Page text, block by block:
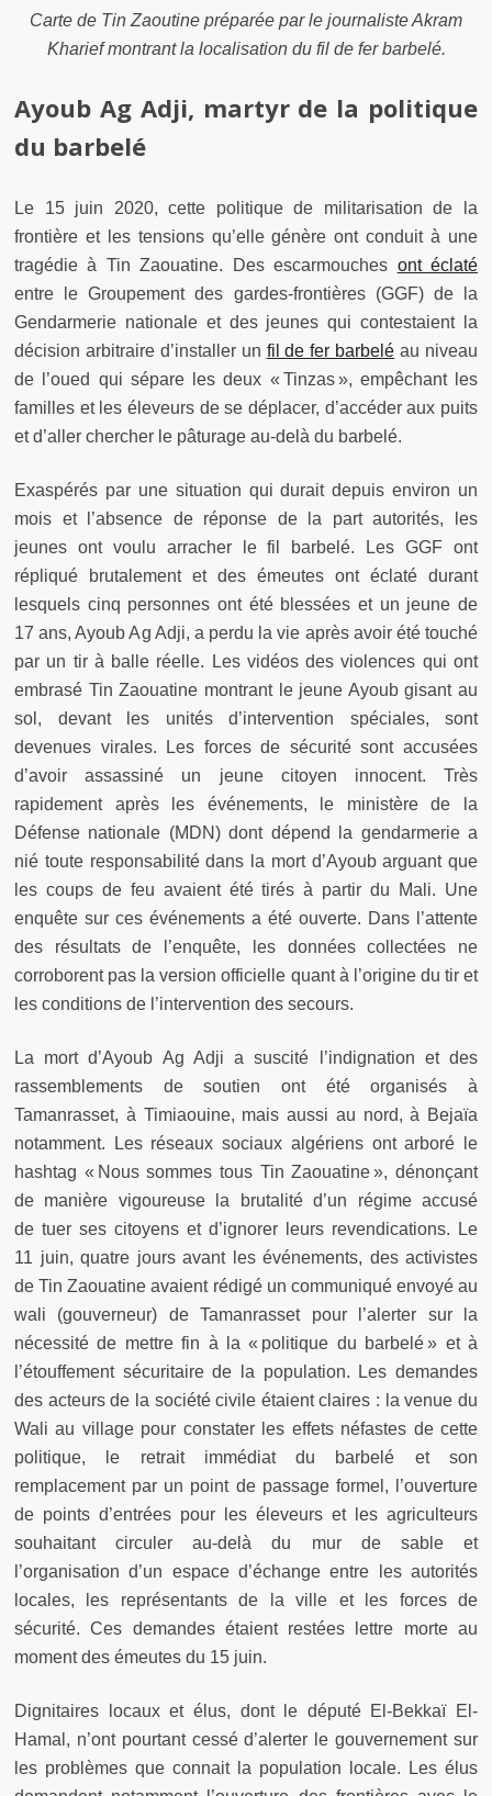
Carte de Tin Zaoutine préparée par le journaliste Akram
Kharief montrant la localisation du fil de fer barbelé.
Ayoub Ag Adji, martyr de la politique
du barbelé
Le 15 juin 2020, cette politique de militarisation de la
frontière et les tensions qu’elle génère ont conduit à une
tragédie à Tin Zaouatine. Des escarmouches ont éclaté
entre le Groupement des gardes-frontières (GGF) de la
Gendarmerie nationale et des jeunes qui contestaient la
décision arbitraire d’installer un fil de fer barbelé au niveau
de l’oued qui sépare les deux « Tinzas », empêchant les
familles et les éleveurs de se déplacer, d’accéder aux puits
et d’aller chercher le pâturage au-delà du barbelé.
Exaspérés par une situation qui durait depuis environ un
mois et l’absence de réponse de la part autorités, les
jeunes ont voulu arracher le fil barbelé. Les GGF ont
répliqué brutalement et des émeutes ont éclaté durant
lesquels cinq personnes ont été blessées et un jeune de
17 ans, Ayoub Ag Adji, a perdu la vie après avoir été touché
par un tir à balle réelle. Les vidéos des violences qui ont
embrasé Tin Zaouatine montrant le jeune Ayoub gisant au
sol, devant les unités d’intervention spéciales, sont
devenues virales. Les forces de sécurité sont accusées
d’avoir assassiné un jeune citoyen innocent. Très
rapidement après les événements, le ministère de la
Défense nationale (MDN) dont dépend la gendarmerie a
nié toute responsabilité dans la mort d’Ayoub arguant que
les coups de feu avaient été tirés à partir du Mali. Une
enquête sur ces événements a été ouverte. Dans l’attente
des résultats de l’enquête, les données collectées ne
corroborent pas la version officielle quant à l’origine du tir et
les conditions de l’intervention des secours.
La mort d’Ayoub Ag Adji a suscité l’indignation et des
rassemblements de soutien ont été organisés à
Tamanrasset, à Timiaouine, mais aussi au nord, à Bejaïa
notamment. Les réseaux sociaux algériens ont arboré le
hashtag « Nous sommes tous Tin Zaouatine », dénonçant
de manière vigoureuse la brutalité d’un régime accusé
de tuer ses citoyens et d’ignorer leurs revendications. Le
11 juin, quatre jours avant les événements, des activistes
de Tin Zaouatine avaient rédigé un communiqué envoyé au
wali (gouverneur) de Tamanrasset pour l’alerter sur la
nécessité de mettre fin à la « politique du barbelé » et à
l’étouffement sécuritaire de la population. Les demandes
des acteurs de la société civile étaient claires : la venue du
Wali au village pour constater les effets néfastes de cette
politique, le retrait immédiat du barbelé et son
remplacement par un point de passage formel, l’ouverture
de points d’entrées pour les éleveurs et les agriculteurs
souhaitant circuler au-delà du mur de sable et
l’organisation d’un espace d’échange entre les autorités
locales, les représentants de la ville et les forces de
sécurité. Ces demandes étaient restées lettre morte au
moment des émeutes du 15 juin.
Dignitaires locaux et élus, dont le député El-Bekkaï El-
Hamal, n’ont pourtant cessé d’alerter le gouvernement sur
les problèmes que connait la population locale. Les élus